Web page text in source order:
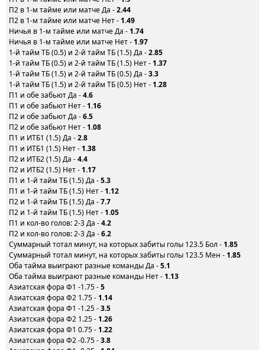
П2 в 1-м тайме или матче Да -2.44
П2 в 1-м тайме или матче Нет - 1.49
Ничья в 1-м тайме или матче Да - 1.74
Ничья в 1-м тайме или матче Нет - 1.97
1-й тайм ТБ (0.5) и 2-й тайм ТБ (1.5) Да -2.85
1-й тайм ТБ (0.5) и 2-й тайм ТБ (1.5) Нет - 1.37
1-й тайм ТБ (1.5) и 2-й тайм ТБ (0.5) Да -3.3
1-й тайм ТБ (1.5) и 2-й тайм ТБ (0.5) Нет - 1.28
П1 и обе забьют Да -4.6
П1 и обе забьют Нет - 1.16
П2 и обе забьют Да -6.5
П2 и обе забьют Нет - 1.08
П1 и ИТБ1 (1.5) Да -2.8
П1 и ИТБ1 (1.5) Нет - 1.38
П2 и ИТБ2 (1.5) Да -4.4
П2 и ИТБ2 (1.5) Нет - 1.17
П1 и 1-й тайм ТБ (1.5) Да -5.3
П1 и 1-й тайм ТБ (1.5) Нет - 1.12
П2 и 1-й тайм ТБ (1.5) Да -7.7
П2 и 1-й тайм ТБ (1.5) Нет - 1.05
П1 и кол-во голов: 2-3 Да -4.2
П2 и кол-во голов: 2-3 Да -6.2
Суммарный тотал минут, на которых забиты голы 123.5 Бол - 1.85
Суммарный тотал минут, на которых забиты голы 123.5 Мен - 1.85
Оба тайма выиграют разные команды Да -5.1
Оба тайма выиграют разные команды Нет - 1.13
Азиатская фора Ф1 -1.75 -5
Азиатская фора Ф2 1.75 - 1.14
Азиатская фора Ф1 -1.25 -3.5
Азиатская фора Ф2 1.25 - 1.26
Азиатская фора Ф1 0.75 - 1.22
Азиатская фора Ф2 -0.75 -3.8